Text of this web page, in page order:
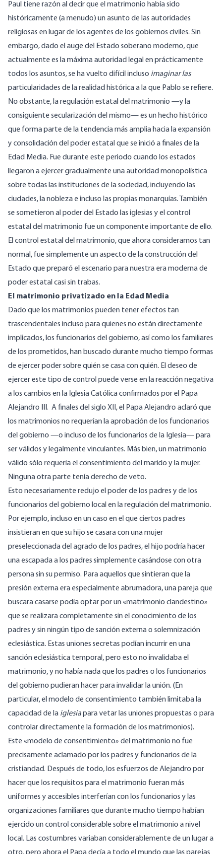
Paul tiene razón al decir que el matrimonio había sido
históricamente (a menudo) un asunto de las autoridades
religiosas en lugar de los agentes de los gobiernos civiles. Sin
embargo, dado el auge del Estado soberano moderno, que
actualmente es la máxima autoridad legal en prácticamente
todos los asuntos, se ha vuelto difícil incluso imaginar las
particularidades de la realidad histórica a la que Pablo se refiere.
No obstante, la regulación estatal del matrimonio —y la
consiguiente secularización del mismo— es un hecho histórico
que forma parte de la tendencia más amplia hacia la expansión
y consolidación del poder estatal que se inició a finales de la
Edad Media. Fue durante este periodo cuando los estados
llegaron a ejercer gradualmente una autoridad monopolística
sobre todas las instituciones de la sociedad, incluyendo las
ciudades, la nobleza e incluso las propias monarquías. También
se sometieron al poder del Estado las iglesias y el control
estatal del matrimonio fue un componente importante de ello.
El control estatal del matrimonio, que ahora consideramos tan
normal, fue simplemente un aspecto de la construcción del
Estado que preparó el escenario para nuestra era moderna de
poder estatal casi sin trabas.
El matrimonio privatizado en la Edad Media
Dado que los matrimonios pueden tener efectos tan
trascendentales incluso para quienes no están directamente
implicados, los funcionarios del gobierno, así como los familiares
de los prometidos, han buscado durante mucho tiempo formas
de ejercer poder sobre quién se casa con quién. El deseo de
ejercer este tipo de control puede verse en la reacción negativa
a los cambios en la Iglesia Católica confirmados por el Papa
Alejandro III. A finales del siglo XII, el Papa Alejandro aclaró que
los matrimonios no requerían la aprobación de los funcionarios
del gobierno —o incluso de los funcionarios de la Iglesia— para
ser válidos y legalmente vinculantes. Más bien, un matrimonio
válido sólo requería el consentimiento del marido y la mujer.
Ninguna otra parte tenía derecho de veto.
Esto necesariamente redujo el poder de los padres y de los
funcionarios del gobierno local en la regulación del matrimonio.
Por ejemplo, incluso en un caso en el que ciertos padres
insistieran en que su hijo se casara con una mujer
preseleccionada del agrado de los padres, el hijo podría hacer
una escapada a los padres simplemente casándose con otra
persona sin su permiso. Para aquellos que sintieran que la
presión externa era especialmente abrumadora, una pareja que
buscara casarse podía optar por un «matrimonio clandestino»
que se realizara completamente sin el conocimiento de los
padres y sin ningún tipo de sanción externa o solemnización
eclesiástica. Estas uniones secretas podían incurrir en una
sanción eclesiástica temporal, pero esto no invalidaba el
matrimonio, y no había nada que los padres o los funcionarios
del gobierno pudieran hacer para invalidar la unión. (En
particular, el modelo de consentimiento también limitaba la
capacidad de la iglesiapara vetar las uniones propuestas o para
controlar directamente la formación de los matrimonios).
Este «modelo de consentimiento» del matrimonio no fue
precisamente aclamado por los padres y funcionarios de la
cristiandad. Después de todo, los esfuerzos de Alejandro por
hacer que los requisitos para el matrimonio fueran más
uniformes y accesibles interferían con los funcionarios y las
organizaciones familiares que durante mucho tiempo habían
ejercido un control considerable sobre el matrimonio a nivel
local. Las costumbres variaban considerablemente de un lugar a